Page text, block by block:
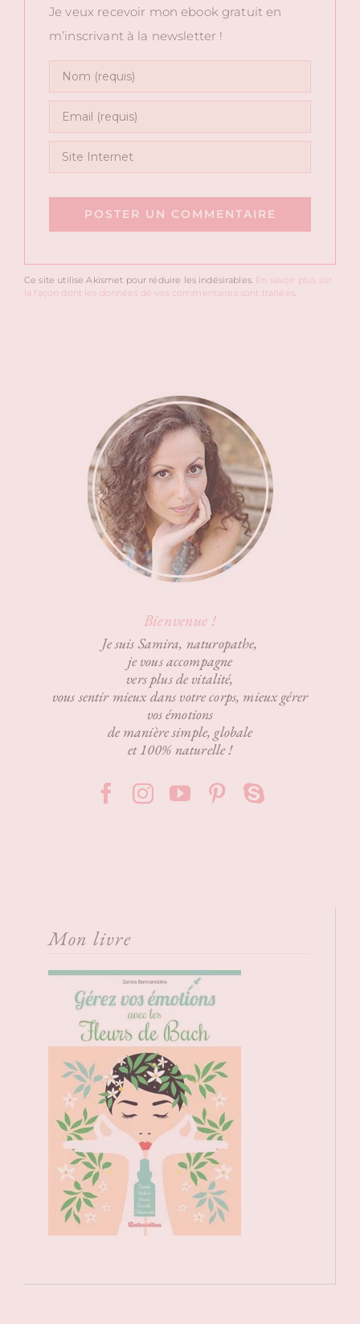
Je veux recevoir mon ebook gratuit en
m’inscrivant à la newsletter !
Ce site utilise Akismet pour réduire les indésirables. En savoir plus sur
la façon dont les données de vos commentaires sont traitées.
Bienvenue !
Je suis Samira, naturopathe,
je vous accompagne
vers plus de vitalité,
vous sentir mieux dans votre corps, mieux gérer
vos émotions
de manière simple, globale
et 100% naturelle !
Mon livre